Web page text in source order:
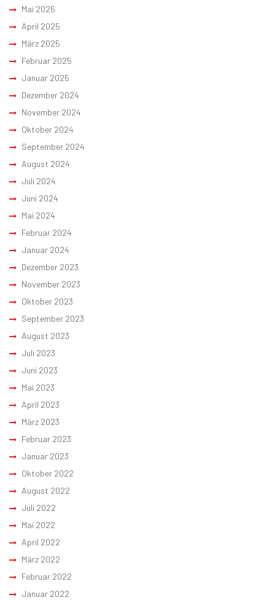
Mai 2025
April 2025
März 2025
Februar 2025
Januar 2025
Dezember 2024
November 2024
Oktober 2024
September 2024
August 2024
Juli 2024
Juni 2024
Mai 2024
Februar 2024
Januar 2024
Dezember 2023
November 2023
Oktober 2023
September 2023
August 2023
Juli 2023
Juni 2023
Mai 2023
April 2023
März 2023
Februar 2023
Januar 2023
Oktober 2022
August 2022
Juli 2022
Mai 2022
April 2022
März 2022
Februar 2022
Januar 2022